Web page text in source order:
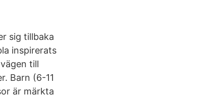
sig tillbaka
inspirerats
till
Barn (6-11
är märkta